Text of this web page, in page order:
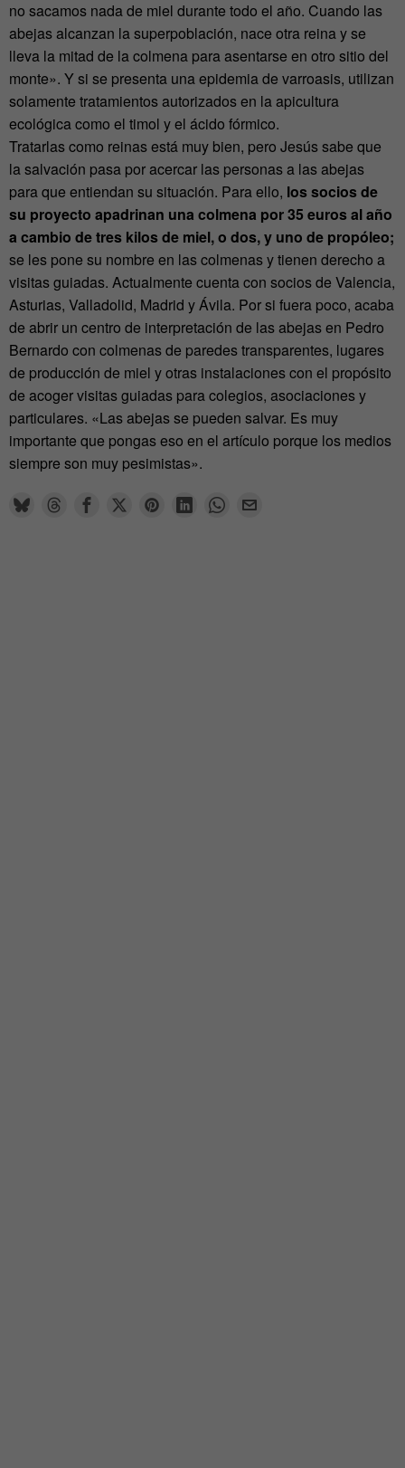
no sacamos nada de miel durante todo el año. Cuando las
abejas alcanzan la superpoblación, nace otra reina y se
lleva la mitad de la colmena para asentarse en otro sitio del
monte». Y si se presenta una epidemia de varroasis, utilizan
solamente tratamientos autorizados en la apicultura
ecológica como el timol y el ácido fórmico.
Tratarlas como reinas está muy bien, pero Jesús sabe que
la salvación pasa por acercar las personas a las abejas
para que entiendan su situación. Para ello, los socios de
su proyecto apadrinan una colmena por 35 euros al año
a cambio de tres kilos de miel, o dos, y uno de propóleo;
se les pone su nombre en las colmenas y tienen derecho a
visitas guiadas. Actualmente cuenta con socios de Valencia,
Asturias, Valladolid, Madrid y Ávila. Por si fuera poco, acaba
de abrir un centro de interpretación de las abejas en Pedro
Bernardo con colmenas de paredes transparentes, lugares
de producción de miel y otras instalaciones con el propósito
de acoger visitas guiadas para colegios, asociaciones y
particulares. «Las abejas se pueden salvar. Es muy
importante que pongas eso en el artículo porque los medios
siempre son muy pesimistas».